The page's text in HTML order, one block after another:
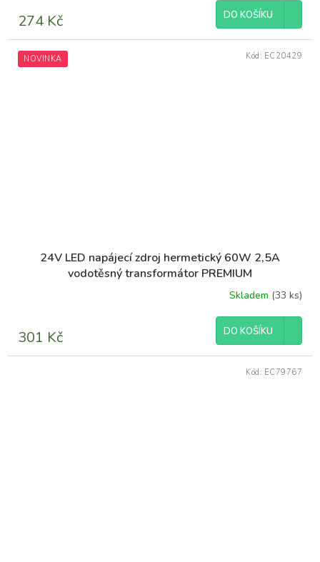
274 Kč DO KOŠÍKU
NOVINKA
24V LED napájecí zdroj hermetický 60W 2,5A
vodotěsný transformátor PREMIUM
Skladem (33 ks)
301 Kč DO KOŠÍKU
Kód: EC20429
Kód: EC79767